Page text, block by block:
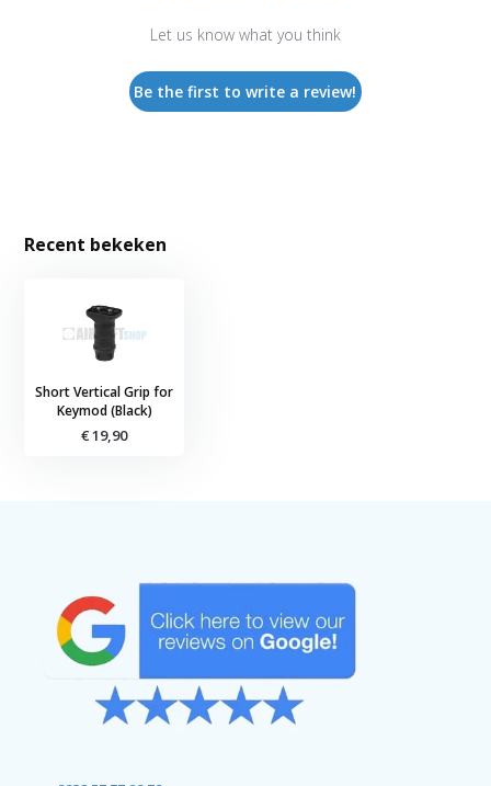
Let us know what you think
Be the first to write a review!
Recent bekeken
Short Vertical Grip for
Keymod (Black)
€ 19,90